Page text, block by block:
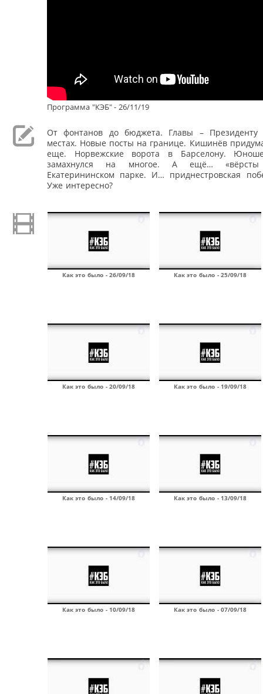
Программа "КЭБ" - 26/11/19
От фонтанов до бюджета. Главы –
местах. Новые посты на границе. Кишинёв
еще. Норвежские ворота в Барселону.
замахнулся на многое. А ещё…
Екатерининском парке. И… приднестровская
Уже интересно?
Как это было - 26/09/18 Как это было - 25/09/18
Как это было - 20/09/18 Как это было - 19/09/18
Как это было - 14/09/18 Как это было - 13/09/18
Как это было - 10/09/18 Как это было - 07/09/18